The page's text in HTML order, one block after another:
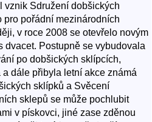
vznik Sdružení dobšických
pro pořádní mezinárodních
v roce 2008 se otevřelo novým
dvacet. Postupně se vybudovala
po dobšických sklípcích,
dále přibyla letní akce známá
sklípků a Svěcení
sklepů se může pochlubit
v pískovci, jiné zase zděnou